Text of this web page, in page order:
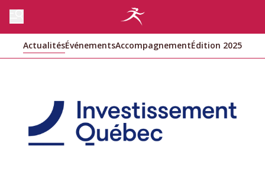
ActualitésÉvénementsAccompagnementÉdition 2025